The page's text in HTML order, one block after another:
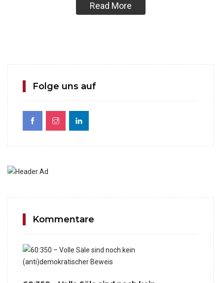
Read More
Folge uns auf
Kommentare